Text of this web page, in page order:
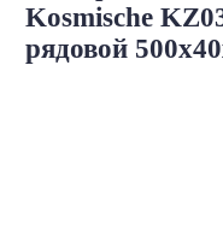
Kosmische
рядовой